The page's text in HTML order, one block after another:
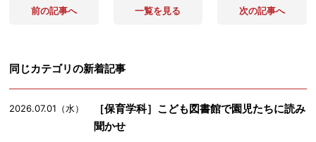
前の記事へ 一覧を見る 次の記事へ
同じカテゴリの新着記事
2026.07.01（水）
［保育学科］こども図書館で園児たちに読み
聞かせ